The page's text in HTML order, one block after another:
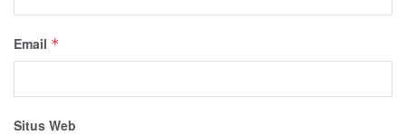
Email *
Situs Web